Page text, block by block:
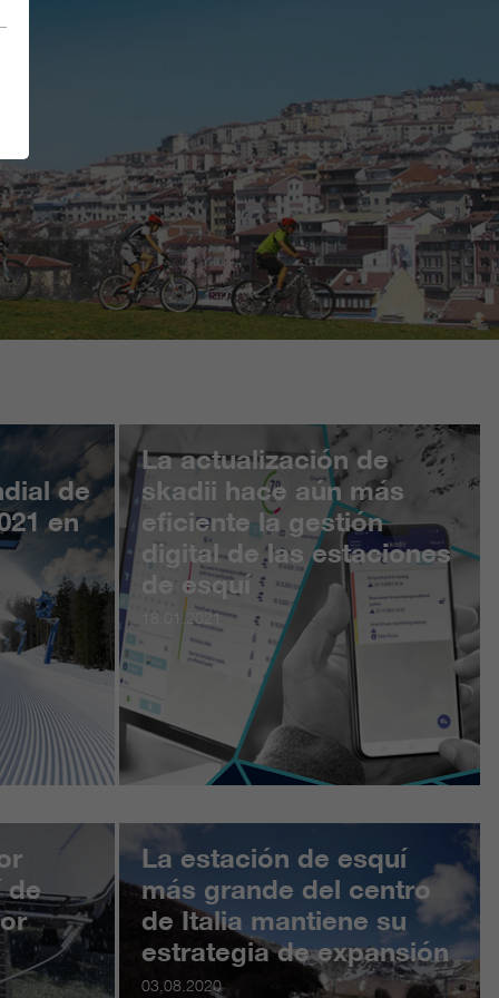
de
en
La actualización de
skadii hace aún más
eficiente la gestión
digital de las estaciones
de esquí
18.01.2021
de
La estación de esquí
más grande del centro
de Italia mantiene su
estrategia de expansión
03.08.2020